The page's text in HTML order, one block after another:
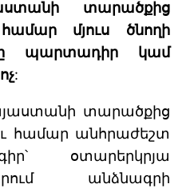
տարածքից
մյուս ծնողի
պարտադիր կամ
:
տարածքից
համար անհրաժեշտ
օտարերկրյա
անձնագրի